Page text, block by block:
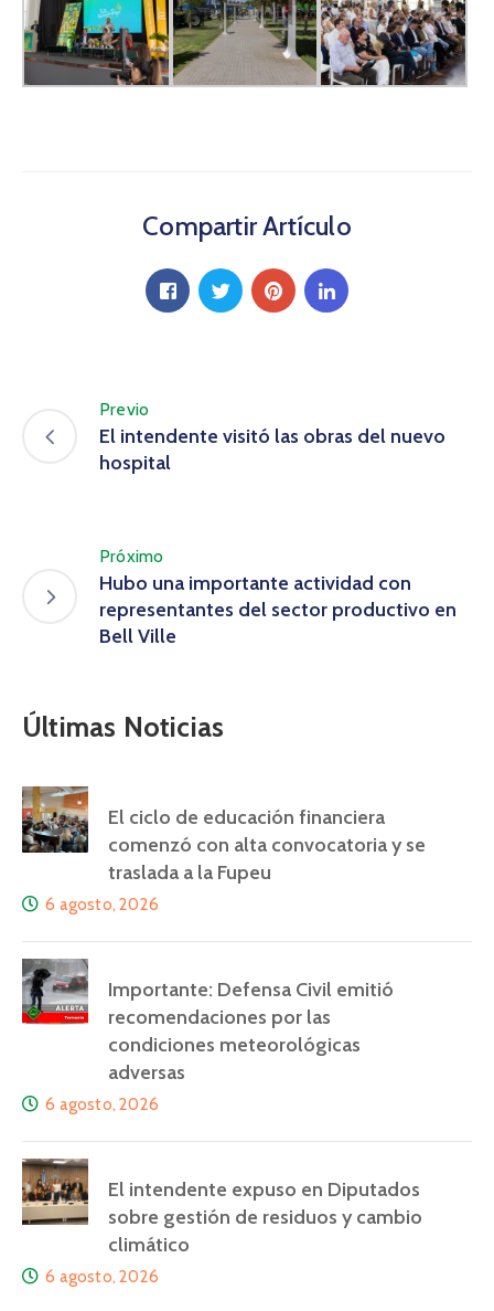
Compartir Artículo
Previo
El intendente visitó las obras del nuevo
hospital
Próximo
Hubo una importante actividad con
representantes del sector productivo en
Bell Ville
Últimas Noticias
El ciclo de educación financiera
comenzó con alta convocatoria y se
traslada a la Fupeu
6 agosto, 2026
Importante: Defensa Civil emitió
recomendaciones por las
condiciones meteorológicas
adversas
6 agosto, 2026
El intendente expuso en Diputados
sobre gestión de residuos y cambio
climático
6 agosto, 2026